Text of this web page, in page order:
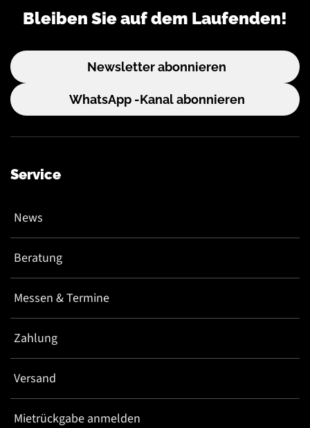
Bleiben Sie auf dem Laufenden!
Newsletter abonnieren
WhatsApp -Kanal abonnieren
Service
News
Beratung
Messen & Termine
Zahlung
Versand
Mietrückgabe anmelden